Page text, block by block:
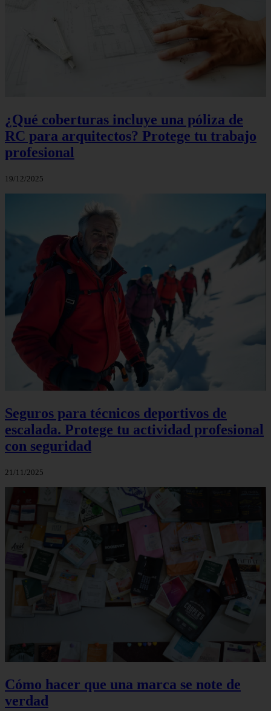
¿Qué coberturas incluye una póliza de
RC para arquitectos? Protege tu trabajo
profesional
19/12/2025
Seguros para técnicos deportivos de
escalada. Protege tu actividad profesional
con seguridad
21/11/2025
Cómo hacer que una marca se note de
verdad